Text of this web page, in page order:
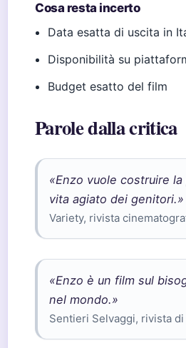
Cosa resta incerto
Data esatta di uscita in
Disponibilità su
Budget esatto del film
Parole dalla critica
«Enzo vuole costruire
vita agiato dei genitori.»
Variety, rivista
«Enzo è un film sul
nel mondo.»
Sentieri Selvaggi, rivista